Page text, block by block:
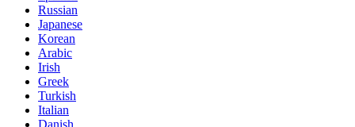
Russian
Japanese
Korean
Arabic
Irish
Greek
Turkish
Italian
Danish